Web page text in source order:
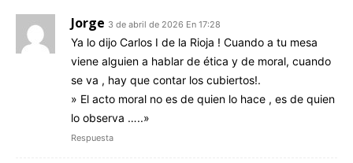
Jorge 3 de abril de 2026 En 17:28
Ya lo dijo Carlos I de la Rioja ! Cuando a tu mesa
viene alguien a hablar de ética y de moral, cuando
se va , hay que contar los cubiertos!.
» El acto moral no es de quien lo hace , es de quien
lo observa …..»
Respuesta